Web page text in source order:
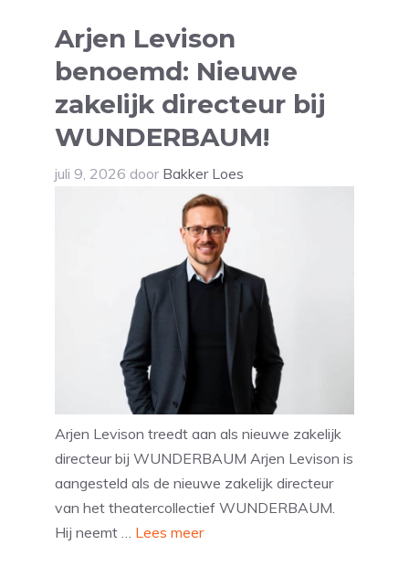
Arjen Levison
benoemd: Nieuwe
zakelijk directeur bij
WUNDERBAUM!
juli 9, 2026 door Bakker Loes
Arjen Levison treedt aan als nieuwe zakelijk
directeur bij WUNDERBAUM Arjen Levison is
aangesteld als de nieuwe zakelijk directeur
van het theatercollectief WUNDERBAUM.
Hij neemt … Lees meer